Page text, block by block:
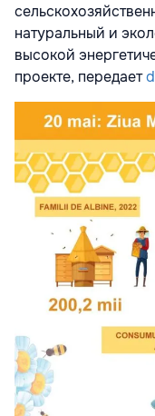
натуральный и
высокой
проекте, передает